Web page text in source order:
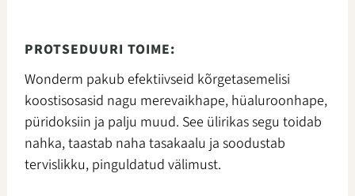
PROTSEDUURI TOIME:
Wonderm pakub efektiivseid kõrgetasemelisi
koostisosasid nagu merevaikhape, hüaluroonhape,
püridoksiin ja palju muud. See ülirikas segu toidab
nahka, taastab naha tasakaalu ja soodustab
tervislikku, pinguldatud välimust.